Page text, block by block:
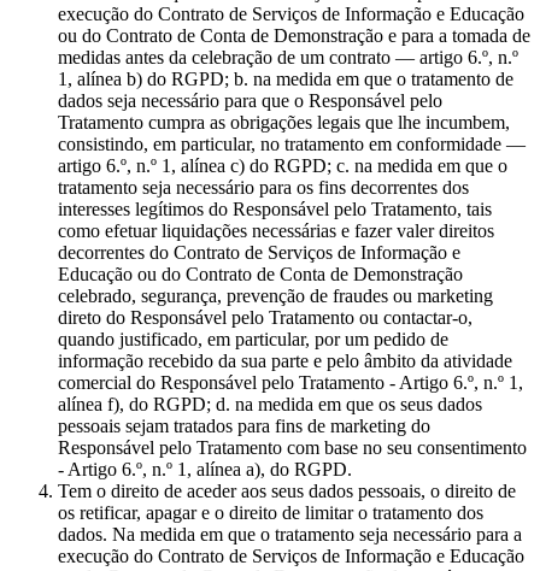
execução do Contrato de Serviços de Informação e Educação
ou do Contrato de Conta de Demonstração e para a tomada de
medidas antes da celebração de um contrato — artigo 6.º, n.º
1, alínea b) do RGPD; b. na medida em que o tratamento de
dados seja necessário para que o Responsável pelo
Tratamento cumpra as obrigações legais que lhe incumbem,
consistindo, em particular, no tratamento em conformidade —
artigo 6.º, n.º 1, alínea c) do RGPD; c. na medida em que o
tratamento seja necessário para os fins decorrentes dos
interesses legítimos do Responsável pelo Tratamento, tais
como efetuar liquidações necessárias e fazer valer direitos
decorrentes do Contrato de Serviços de Informação e
Educação ou do Contrato de Conta de Demonstração
celebrado, segurança, prevenção de fraudes ou marketing
direto do Responsável pelo Tratamento ou contactar-o,
quando justificado, em particular, por um pedido de
informação recebido da sua parte e pelo âmbito da atividade
comercial do Responsável pelo Tratamento - Artigo 6.º, n.º 1,
alínea f), do RGPD; d. na medida em que os seus dados
pessoais sejam tratados para fins de marketing do
Responsável pelo Tratamento com base no seu consentimento
- Artigo 6.º, n.º 1, alínea a), do RGPD.
Tem o direito de aceder aos seus dados pessoais, o direito de
os retificar, apagar e o direito de limitar o tratamento dos
dados. Na medida em que o tratamento seja necessário para a
execução do Contrato de Serviços de Informação e Educação